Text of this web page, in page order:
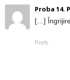
Proba 14.
[…]
Reply